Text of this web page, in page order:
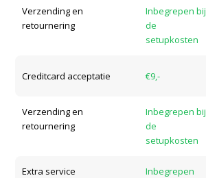
Verzending en
retournering
Inbegrepen bij
de
setupkosten
Creditcard acceptatie €9,-
Verzending en
retournering
Inbegrepen bij
de
setupkosten
Extra service Inbegrepen